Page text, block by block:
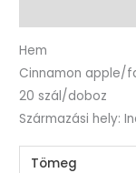
Hem
Cinnamon apple/
20 szál/doboz
Származási hely:
Tömeg